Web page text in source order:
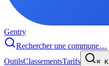
Gentry
Rechercher une commune…
OutilsClassementsTarifs ⌘ K